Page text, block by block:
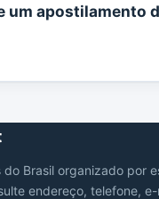
um apostilamento
Brasil organizado por
endereço, telefone, e-